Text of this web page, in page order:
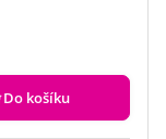
Do košíku